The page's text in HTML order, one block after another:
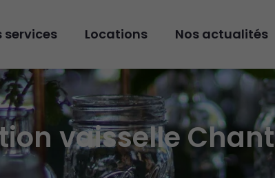
services Locations Nos actualités
vaisselle